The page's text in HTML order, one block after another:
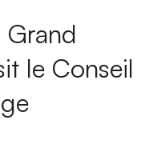
Grand
le Conseil